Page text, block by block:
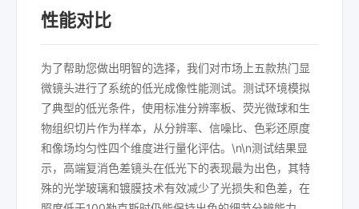
性能对比
为了帮助您做出明智的选择，我们对市场上五款热门显
微镜头进行了系统的低光成像性能测试。测试环境模拟
了典型的低光条件，使用标准分辨率板、荧光微球和生
物组织切片作为样本，从分辨率、信噪比、色彩还原度
和像场均匀性四个维度进行量化评估。\n\n测试结果显
示，高端复消色差镜头在低光下的表现最为出色，其特
殊的光学玻璃和镀膜技术有效减少了光损失和色差，在